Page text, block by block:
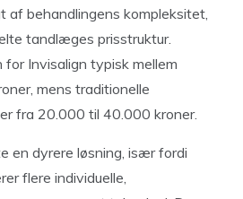
behandlingens kompleksitet,
tandlæges prisstruktur.
for Invisalign typisk mellem
mens traditionelle
fra 20.000 til 40.000 kroner.
en dyrere løsning, især fordi
flere individuelle,